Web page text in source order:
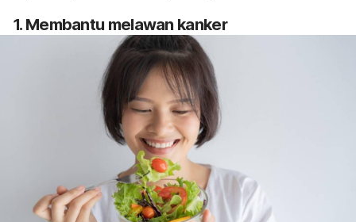
1. Membantu melawan kanker